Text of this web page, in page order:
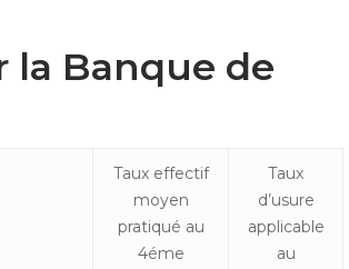
la Banque de
Taux effectif
moyen
pratiqué au
4éme
Taux
d’usure
applicable
au